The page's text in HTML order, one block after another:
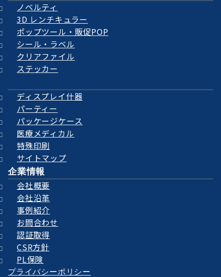
ノベルティ
3D レンチキュラー
ポップツール・販促POP
シール・ラベル
クリアファイル
ステッカー
ディスプレイ什器
パーティー
パッケージケース
医療メディカル
特殊印刷
サイトマップ
企業情報
会社概要
会社沿革
事例紹介
お問合わせ
認証取得
CSR方針
PL保険
プライバシーポリシー